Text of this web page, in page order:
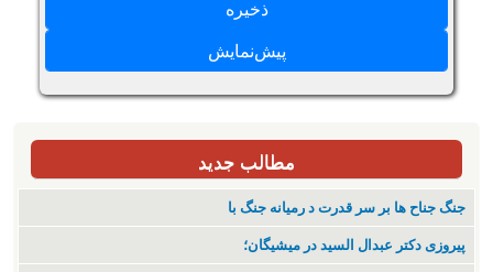
مطالب جدید
جنگ جناح ها بر سر قدرت د رمیانە جنگ با
پیروزی دکتر عبدال السید در میشیگان؛